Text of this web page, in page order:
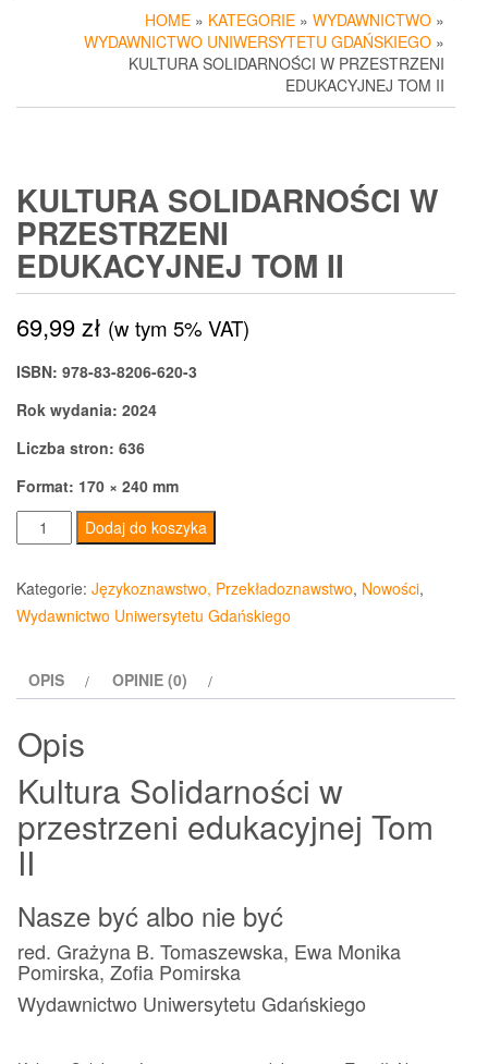
HOME » KATEGORIE » WYDAWNICTWO »
WYDAWNICTWO UNIWERSYTETU GDAŃSKIEGO »
KULTURA SOLIDARNOŚCI W PRZESTRZENI
EDUKACYJNEJ TOM II
KULTURA SOLIDARNOŚCI W
PRZESTRZENI
EDUKACYJNEJ TOM II
69,99zł (w tym 5% VAT)
ISBN: 978-83-8206-620-3
Rok wydania: 2024
Liczba stron: 636
Format: 170 × 240 mm
ilość
Kultura
Solidarności
w
przestrzeni
Tom
Dodaj do koszyka
Kategorie: Językoznawstwo, Przekładoznawstwo, Nowości,
Wydawnictwo Uniwersytetu Gdańskiego
OPIS OPINIE (0)
Opis
Kultura Solidarności w
przestrzeni edukacyjnej Tom
II
Nasze być albo nie być
red. Grażyna B. Tomaszewska, Ewa Monika
Pomirska, Zofia Pomirska
Wydawnictwo Uniwersytetu Gdańskiego